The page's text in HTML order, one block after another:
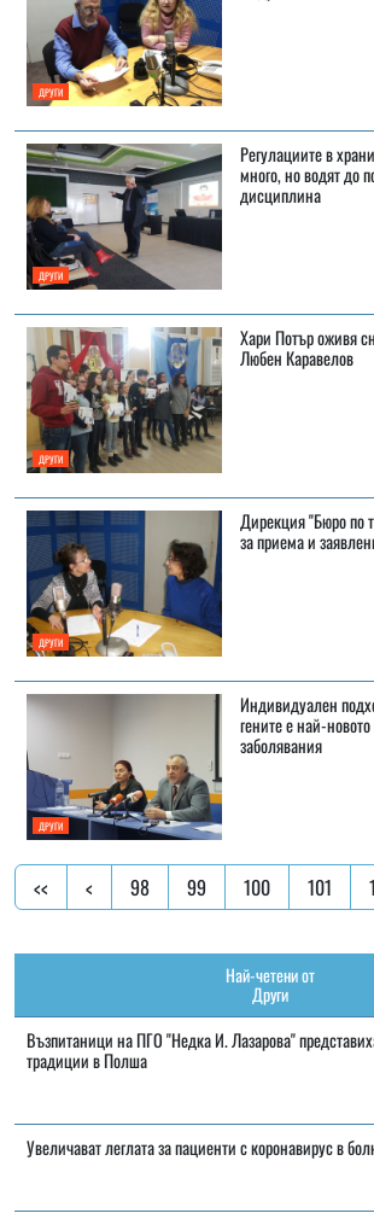
ДРУГИ
ДРУГИ
Регулациите в
много, но водят до
дисциплина
ДРУГИ
Хари Потър оживя
Любен Каравелов
ДРУГИ
Дирекция "Бюро по
за приема и
ДРУГИ
Индивидуален
гените е най-
заболявания
<< < 98 99 100 101
Най-четени от
Други
Възпитаници на ПГО "Недка И. Лазарова"
традиции в Полша
Увеличават леглата за пациенти с коронавирус в